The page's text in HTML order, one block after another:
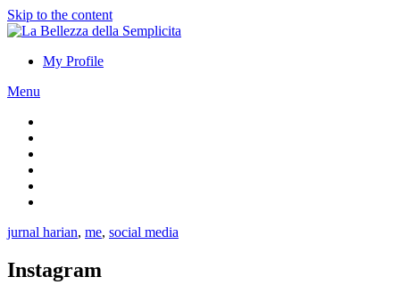
Skip to the content
My Profile
Menu
jurnal harian, me, social media
Instagram